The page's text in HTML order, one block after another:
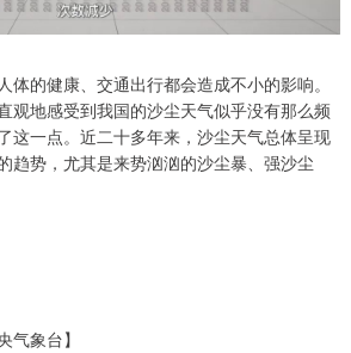
体的健康、交通出行都会造成不小的影响。
观地感受到我国的沙尘天气似乎没有那么频
这一点。近二十多年来，沙尘天气总体呈现
趋势，尤其是来势汹汹的沙尘暴、强沙尘
气象台】